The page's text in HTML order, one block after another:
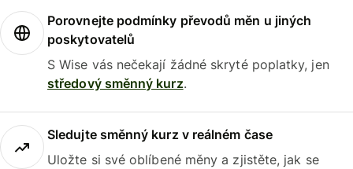
Porovnejte podmínky převodů měn u jiných
poskytovatelů
S Wise vás nečekají žádné skryté poplatky, jen
středový směnný kurz.
Sledujte směnný kurz v reálném čase
Uložte si své oblíbené měny a zjistěte, jak se